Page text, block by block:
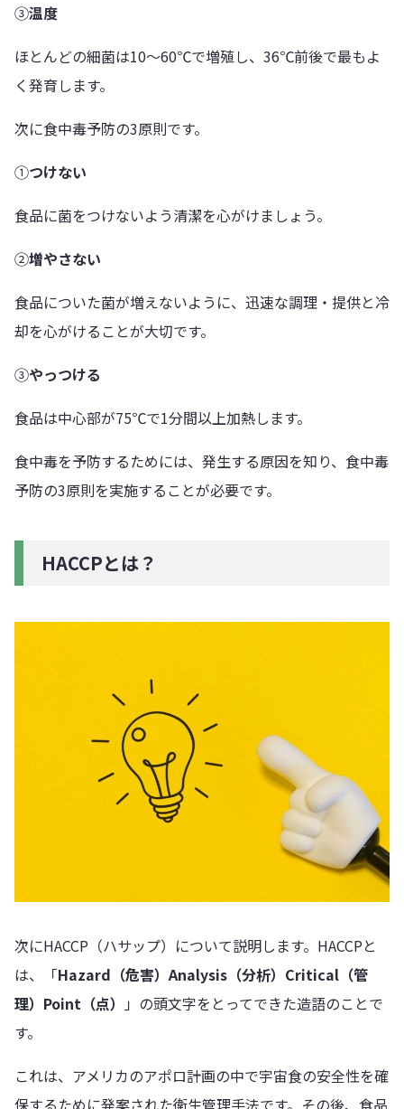
③温度
ほとんどの細菌は10～60℃で増殖し、36℃前後で最もよ
く発育します。
次に食中毒予防の3原則です。
①つけない
食品に菌をつけないよう清潔を心がけましょう。
②増やさない
食品についた菌が増えないように、迅速な調理・提供と冷
却を心がけることが大切です。
③やっつける
食品は中心部が75℃で1分間以上加熱します。
食中毒を予防するためには、発生する原因を知り、食中毒
予防の3原則を実施することが必要です。
HACCPとは？
次にHACCP（ハサップ）について説明します。HACCPと
は、「Hazard（危害）Analysis（分析）Critical（管
理）Point（点） 」の頭文字をとってできた造語のことで
す。
これは、アメリカのアポロ計画の中で宇宙食の安全性を確